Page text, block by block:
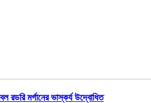
রডরি মর্গানের ভাস্কর্য উদ্বোধিত